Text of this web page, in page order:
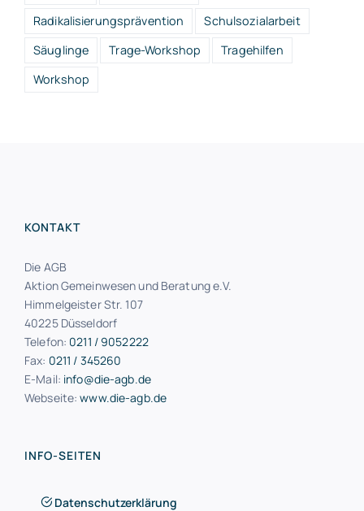
Radikalisierungsprävention
Schulsozialarbeit
Säuglinge
Trage-Workshop
Tragehilfen
Workshop
KONTAKT
Die AGB
Aktion Gemeinwesen und Beratung e.V.
Himmelgeister Str. 107
40225 Düsseldorf
Telefon: 0211 / 9052222
Fax: 0211 / 345260
E-Mail: info@die-agb.de
Webseite:www.die-agb.de
INFO-SEITEN
Datenschutzerklärung